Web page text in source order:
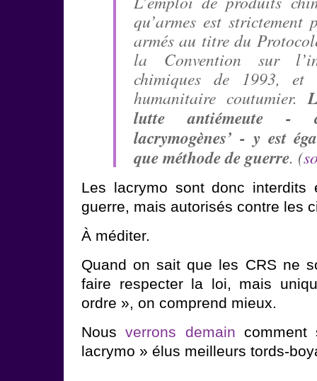
qu’armes est
armés au titre du
la Convention sur
chimiques de 1993,
humanitaire coutumier.
lutte antiémeute -
lacrymogènes’ - y est
que méthode de guerre. (
Les lacrymo sont donc
guerre, mais autorisés contre les
À méditer.
Quand on sait que les CRS ne
faire respecter la loi, mais
ordre », on comprend mieux.
Nousverrons demain
lacrymo » élus meilleurs tords-